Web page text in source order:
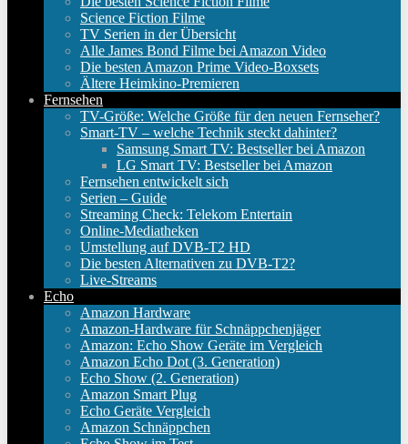
Science Fiction Filme
TV Serien in der Übersicht
Alle James Bond Filme bei Amazon Video
Die besten Amazon Prime Video-Boxsets
Ältere Heimkino-Premieren
Fernsehen
TV-Größe: Welche Größe für den neuen Fernseher?
Smart-TV – welche Technik steckt dahinter?
Samsung Smart TV: Bestseller bei Amazon
LG Smart TV: Bestseller bei Amazon
Fernsehen entwickelt sich
Serien – Guide
Streaming Check: Telekom Entertain
Online-Mediatheken
Umstellung auf DVB-T2 HD
Die besten Alternativen zu DVB-T2?
Live-Streams
Echo
Amazon Hardware
Amazon-Hardware für Schnäppchenjäger
Amazon: Echo Show Geräte im Vergleich
Amazon Echo Dot (3. Generation)
Echo Show (2. Generation)
Amazon Smart Plug
Echo Geräte Vergleich
Amazon Schnäppchen